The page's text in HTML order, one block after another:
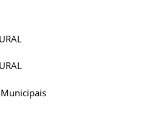
Municipais